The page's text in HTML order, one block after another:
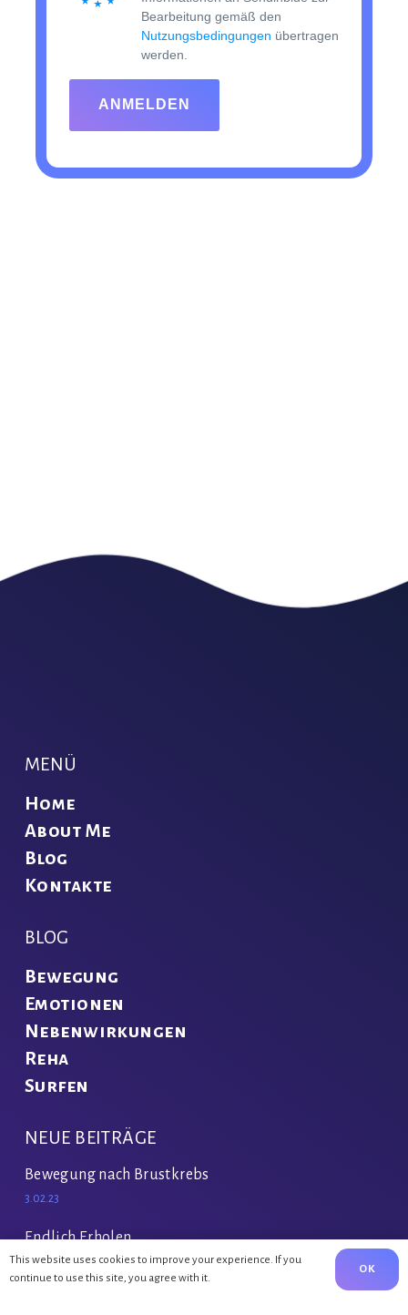
Bearbeitung gemäß den
Nutzungsbedingungen übertragen
werden.
ANMELDEN
MENÜ
Home
About Me
Blog
Kontakte
BLOG
Bewegung
Emotionen
Nebenwirkungen
Reha
Surfen
NEUE BEITRÄGE
Bewegung nach Brustkrebs
3.02.23
Endlich Erholen
30.03.22
This website uses cookies to improve your experience. If you
continue to use this site, you agree with it.
OK